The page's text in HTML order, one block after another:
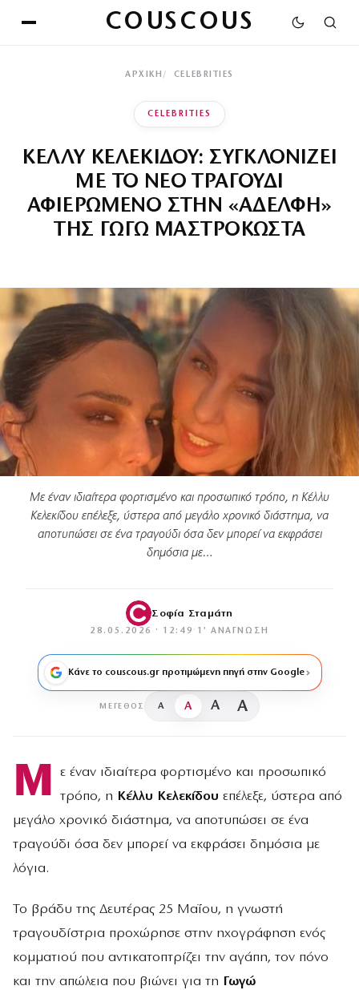
COUSCOUS
ΑΡΧΙΚΉ CELEBRITIES
CELEBRITIES
ΚΕΛΛΥ ΚΕΛΕΚΙΔΟΥ: ΣΥΓΚΛΟΝΙΖΕΙ
ΜΕ ΤΟ ΝΕΟ ΤΡΑΓΟΥΔΙ
ΑΦΙΕΡΩΜΕΝΟ ΣΤΗΝ «ΑΔΕΛΦΗ»
ΤΗΣ ΓΩΓΩ ΜΑΣΤΡΟΚΩΣΤΑ
Με έναν ιδιαίτερα φορτισμένο και προσωπικό τρόπο, η Κέλλυ
Κελεκίδου επέλεξε, ύστερα από μεγάλο χρονικό διάστημα, να
αποτυπώσει σε ένα τραγούδι όσα δεν μπορεί να εκφράσει
δημόσια με…
Σοφία Σταμάτη
28.05.2026 · 12:49 · 1′ ΑΝΆΓΝΩΣΗ
Κάνε το couscous.gr προτιμώμενη πηγή στην Google
ΜΈΓΕΘΟΣ A A A A
Μ
ε έναν ιδιαίτερα φορτισμένο και προσωπικό
τρόπο, η Κέλλυ Κελεκίδου επέλεξε, ύστερα από
μεγάλο χρονικό διάστημα, να αποτυπώσει σε ένα
τραγούδι όσα δεν μπορεί να εκφράσει δημόσια με
λόγια.
Το βράδυ της Δευτέρας 25 Μαΐου, η γνωστή
τραγουδίστρια προχώρησε στην ηχογράφηση ενός
κομματιού που αντικατοπτρίζει την αγάπη, τον πόνο
και την απώλεια που βιώνει για τη Γωγώ